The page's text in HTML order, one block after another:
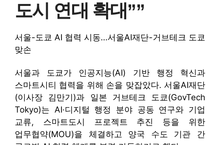
도시 연대 확대””
서울-도쿄 AI 협력 시동…서울AI재단-거브테크 도쿄
맞손
서울과 도쿄가 인공지능(AI) 기반 행정 혁신과
스마트시티 협력을 위해 손을 맞잡았다. 서울AI재단
(이사장 김만기)과 일본 거브테크 도쿄(GovTech
Tokyo)는 AI·디지털 행정 분야 공동 연구와 기업
교류, 스마트도시 프로젝트 추진 등을 위한
업무협약(MOU)을 체결하고 양국 수도 기관 간